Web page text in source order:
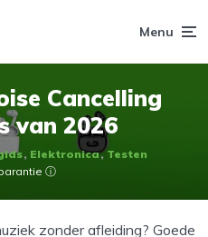
Menu
Cancelling
van 2026
Elektronica Testen
ⓘ
zonder afleiding? Goede